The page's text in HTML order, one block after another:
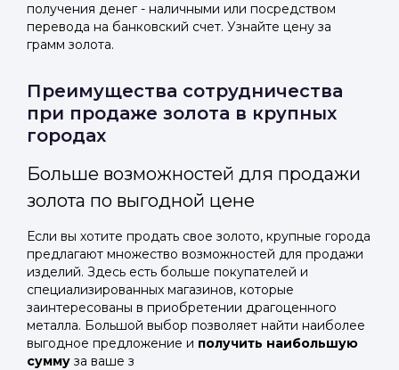
получения денег - наличными или посредством
перевода на банковский счет. Узнайте цену за
грамм золота.
Преимущества сотрудничества
при продаже золота в крупных
городах
Больше возможностей для продажи
золота по выгодной цене
Если вы хотите продать свое золото, крупные города
предлагают множество возможностей для продажи
изделий. Здесь есть больше покупателей и
специализированных магазинов, которые
заинтересованы в приобретении драгоценного
металла. Большой выбор позволяет найти наиболее
выгодное предложение и получить наибольшую
сумму за ваше з